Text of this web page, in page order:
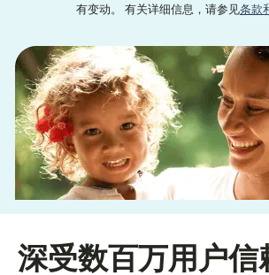
有变动。 有关详细信息，请参见条款
深受数百万用户信